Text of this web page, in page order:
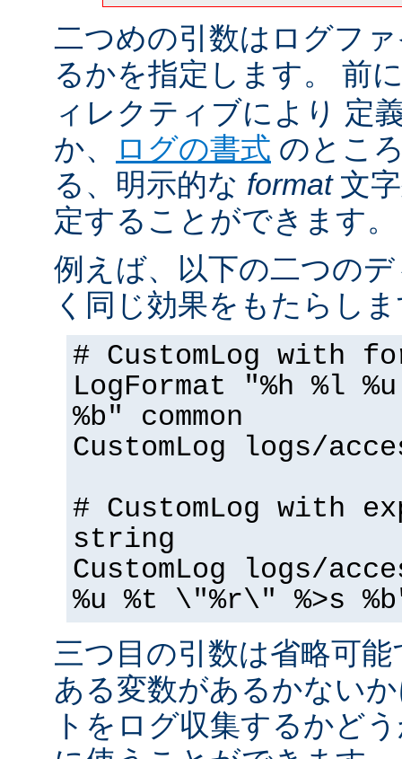
二つめの引数はログフ
るかを指定します。 前
ィレクティブにより 定
か、
ログの書式 のとこ
る、明示的な format文
定することができます。
例えば、以下の二つの
く同じ効果をもたらし
# CustomLog with
LogFormat "%h %l
%b" common
CustomLog logs/
# CustomLog with
string
CustomLog logs/
%u %t \"%r\" %>s
三つ目の引数は省略可
ある変数があるかない
トをログ収集するかど